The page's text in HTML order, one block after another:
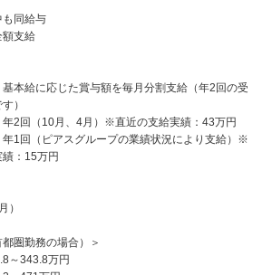
同給与
支給
本給に応じた賞与額を毎月分割支給（年2回の受
）
2回（10月、4月）※直近の支給実績：43万円
1回（ピアスグループの業績状況により支給）※
：15万円
）
都圏勤務の場合）＞
～343.8万円